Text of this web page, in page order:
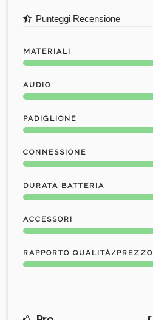
Punteggi Recensione
MATERIALI
AUDIO
PADIGLIONE
CONNESSIONE
DURATA BATTERIA
ACCESSORI
RAPPORTO QUALITÀ/PREZZO